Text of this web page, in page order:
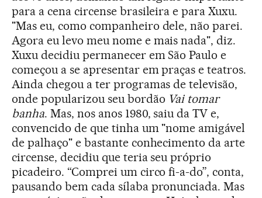
para a cena circense brasileira e para Xuxu.
"Mas eu, como companheiro dele, não parei.
Agora eu levo meu nome e mais nada", diz.
Xuxu decidiu permanecer em São Paulo e
começou a se apresentar em praças e teatros.
Ainda chegou a ter programas de televisão,
onde popularizou seu bordão Vai tomar
banha. Mas, nos anos 1980, saiu da TV e,
convencido de que tinha um "nome amigável
de palhaço" e bastante conhecimento da arte
circense, decidiu que teria seu próprio
picadeiro. “Comprei um circo fi-a-do”, conta,
pausando bem cada sílaba pronunciada. Mas